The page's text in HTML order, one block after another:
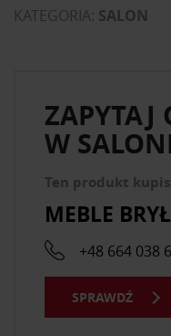
KATEGORIA: SALON
ZAPYTAJ
W
Ten produkt
MEBLE
+48 664 038
SPRAWDŹ